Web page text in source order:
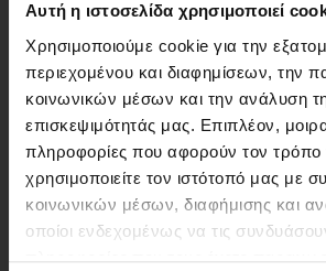
Αυτή η ιστοσελίδα χρησιμοποιεί
Χρησιμοποιούμε cookie για την
περιεχομένου και διαφημίσεων, την
κοινωνικών μέσων και την ανάλυση
επισκεψιμότητάς μας. Επιπλέον,
πληροφορίες που αφορούν τον τρόπο
χρησιμοποιείτε τον ιστότοπό μας με
κοινωνικών μέσων, διαφήμισης και
οποίοι ενδεχομένως να τις
πληροφορίες που τους έχετε
Αποστολή μας να παρέχουμε
ποιότητας ολοκληρωμένες
υγείας.
Περιοχή Ιατρών